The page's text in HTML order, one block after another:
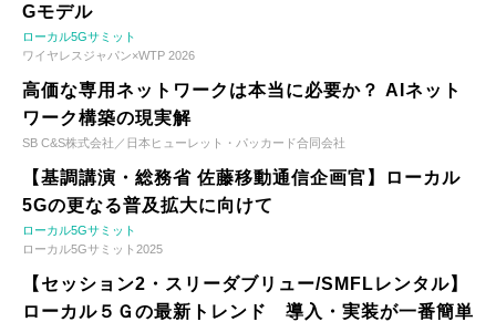
Gモデル
ローカル5Gサミット
ワイヤレスジャパン×WTP 2026
高価な専用ネットワークは本当に必要か？ AIネット
ワーク構築の現実解
SB C&S株式会社／日本ヒューレット・パッカード合同会社
【基調講演・総務省 佐藤移動通信企画官】ローカル
5Gの更なる普及拡大に向けて
ローカル5Gサミット
ローカル5Gサミット2025
【セッション2・スリーダブリュー/SMFLレンタル】
ローカル５Ｇの最新トレンド 導入・実装が一番簡単